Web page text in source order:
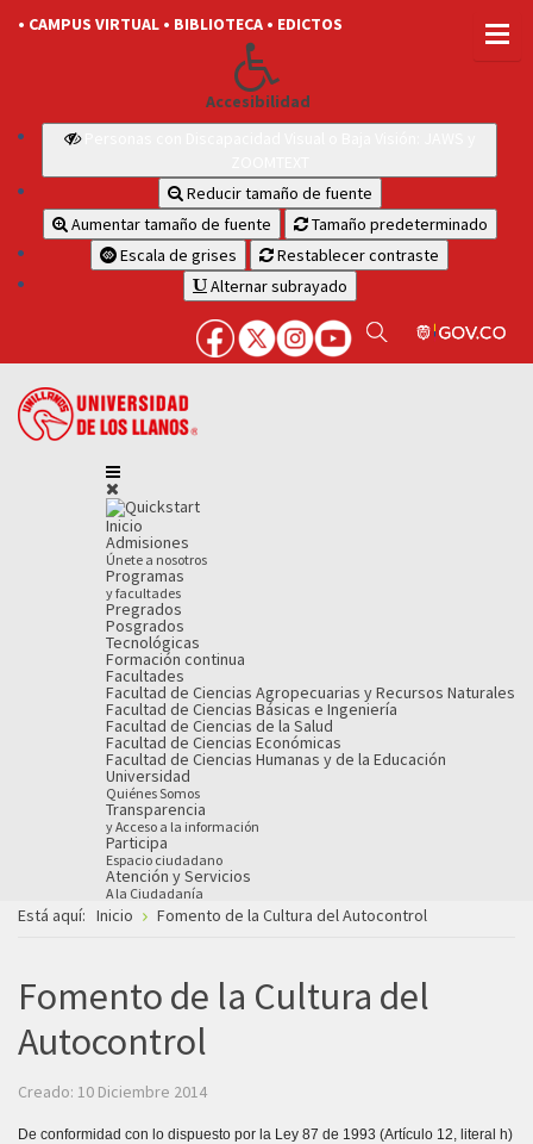
• CAMPUS VIRTUAL • BIBLIOTECA • EDICTOS
Accesibilidad
Reducir tamaño de fuente
Aumentar tamaño de fuente
Tamaño predeterminado
Escala de grises
Restablecer contraste
Alternar subrayado
Inicio
Admisiones
Únete a nosotros
Programas
y facultades
Pregrados
Posgrados
Tecnológicas
Formación continua
Facultades
Facultad de Ciencias Agropecuarias y Recursos Naturales
Facultad de Ciencias Básicas e Ingeniería
Facultad de Ciencias de la Salud
Facultad de Ciencias Económicas
Facultad de Ciencias Humanas y de la Educación
Universidad
Quiénes Somos
Transparencia
y Acceso a la información
Participa
Espacio ciudadano
Atención y Servicios
A la Ciudadanía
Está aquí: Inicio Fomento de la Cultura del Autocontrol
Fomento de la Cultura del
Autocontrol
Creado: 10 Diciembre 2014
De conformidad con lo dispuesto por la Ley 87 de 1993 (Artículo 12, literal h)